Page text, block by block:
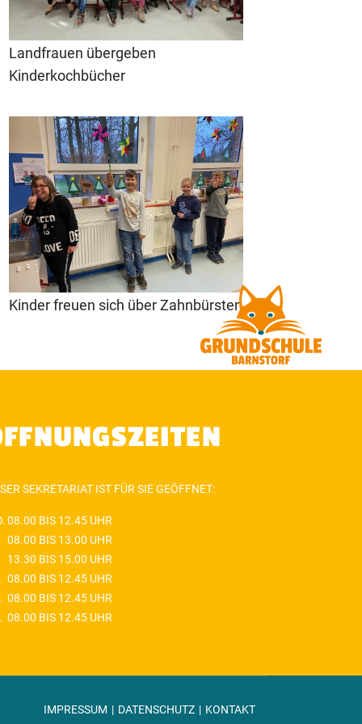
Landfrauen übergeben
Kinderkochbücher
Kinder freuen sich über Zahnbürsten
SEKRETARIAT IST FÜR SIE GEÖFFNET:
08.00 BIS 12.45 UHR
08.00 BIS 13.00 UHR
13.30 BIS 15.00 UHR
08.00 BIS 12.45 UHR
08.00 BIS 12.45 UHR
08.00 BIS 12.45 UHR
IMPRESSUM DATENSCHUTZ KONTAKT